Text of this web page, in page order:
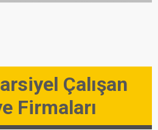
Çalışan
Firmaları